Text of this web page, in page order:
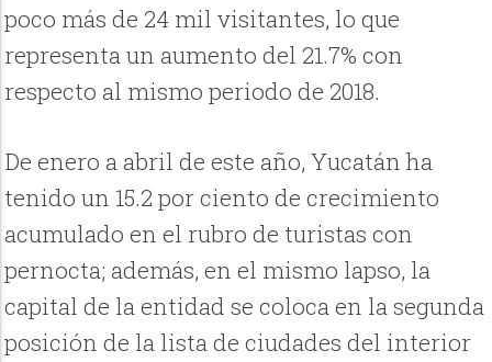
poco más de 24 mil visitantes, lo que
representa un aumento del 21.7% con
respecto al mismo periodo de 2018.
De enero a abril de este año, Yucatán ha
tenido un 15.2 por ciento de crecimiento
acumulado en el rubro de turistas con
pernocta; además, en el mismo lapso, la
capital de la entidad se coloca en la segunda
posición de la lista de ciudades del interior